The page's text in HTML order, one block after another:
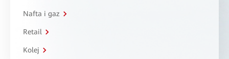
Nafta i gaz
Retail
Kolej